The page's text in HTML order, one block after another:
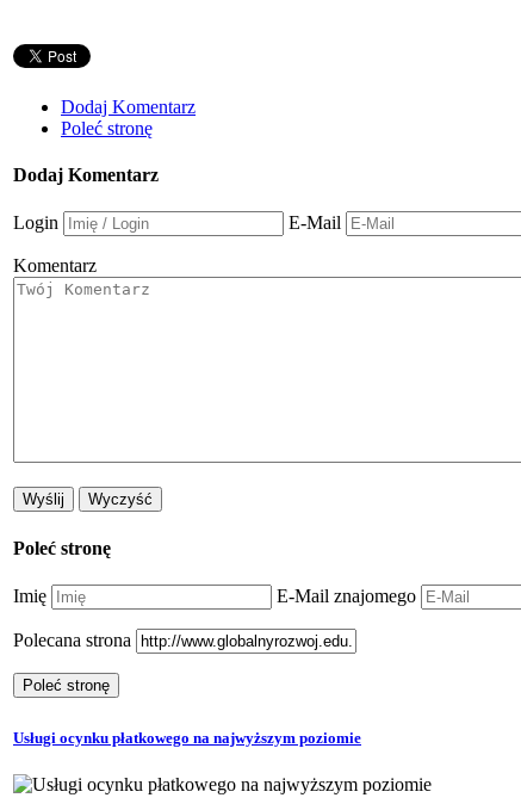
Dodaj Komentarz
Poleć stronę
Dodaj Komentarz
Login E-Mail
Komentarz
Poleć stronę
Imię E-Mail znajomego
Polecana strona
Usługi ocynku płatkowego na najwyższym poziomie